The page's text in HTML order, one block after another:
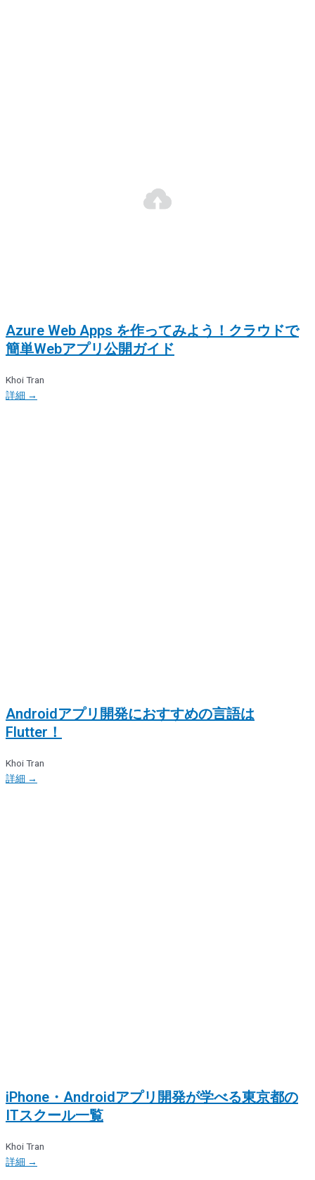
Azure Web Apps を作ってみよう！クラウドで
簡単Webアプリ公開ガイド
Khoi Tran
詳細 →
Androidアプリ開発におすすめの言語は
Flutter！
Khoi Tran
詳細 →
iPhone・Androidアプリ開発が学べる東京都の
ITスクール一覧
Khoi Tran
詳細 →